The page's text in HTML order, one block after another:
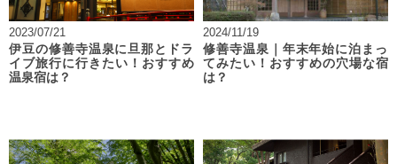
2023/07/21
伊豆の修善寺温泉に旦那とドラ
イブ旅行に行きたい！おすすめ
温泉宿は？
2024/11/19
修善寺温泉｜年末年始に泊まっ
てみたい！おすすめの穴場な宿
は？